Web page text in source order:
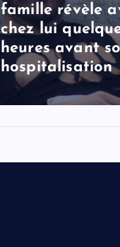
famille révèle
chez lui
heures avant
hospitalisation